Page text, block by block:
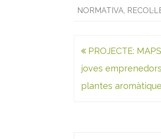
b
k
t
l
e
n
s
p
NORMATIVA,
Navegació
d'entrades
PROJECTE:
joves
plantes